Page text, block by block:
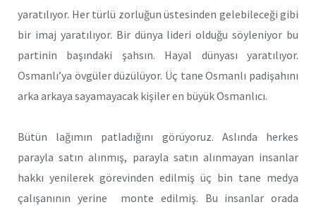
yaratılıyor. Her türlü zorluğun üstesinden gelebileceği gibi
bir imaj yaratılıyor. Bir dünya lideri olduğu söyleniyor bu
partinin başındaki şahsın. Hayal dünyası yaratılıyor.
Osmanlı’ya övgüler düzülüyor. Üç tane Osmanlı padişahını
arka arkaya sayamayacak kişiler en büyük Osmanlıcı.
Bütün lağımın patladığını görüyoruz. Aslında herkes
parayla satın alınmış, parayla satın alınmayan insanlar
hakkı yenilerek görevinden edilmiş üç bin tane medya
çalışanının yerine monte edilmiş. Bu insanlar orada